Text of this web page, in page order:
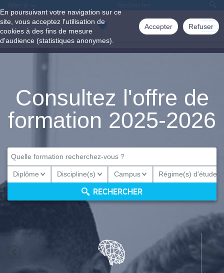
En poursuivant votre navigation sur ce
site, vous acceptez l'utilisation de
cookies à des fins de mesure
d'audience (statistiques anonymes).
Accepter Refuser
Aller à
Consultez l'offre de
formation 2025-2026
Diplôme
Diplôme Discipline(s)
Discipline(s) Campus
Campus Régime(s) d'études
Régime(s) d'études
RECHERCHER